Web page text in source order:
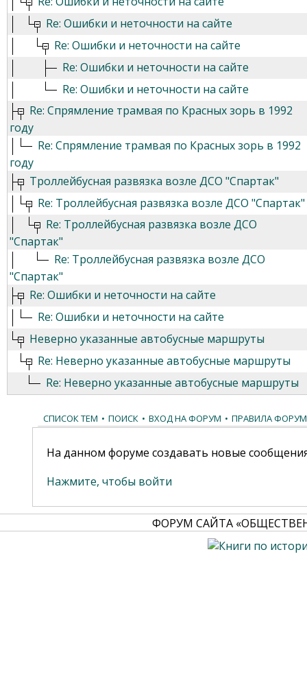
Re: Ошибки и неточности на сайте
Re: Ошибки и неточности на сайте
Re: Ошибки и неточности на сайте
Re: Ошибки и неточности на сайте
Re: Спрямление трамвая по Красных зорь в 1992
году
Re: Спрямление трамвая по Красных зорь в 1992
году
Троллейбусная развязка возле ДСО "Спартак"
Re: Троллейбусная развязка возле ДСО "Спартак"
Re: Троллейбусная развязка возле ДСО
"Спартак"
Re: Троллейбусная развязка возле ДСО
"Спартак"
Re: Ошибки и неточности на сайте
Re: Ошибки и неточности на сайте
Неверно указанные автобусные маршруты
Re: Неверно указанные автобусные маршруты
Re: Неверно указанные автобусные маршруты
СПИСОК ТЕМ • ПОИСК • ВХОД НА ФОРУМ • ПРАВИЛА
На данном форуме создавать новые
Нажмите, чтобы войти
ФОРУМ САЙТА